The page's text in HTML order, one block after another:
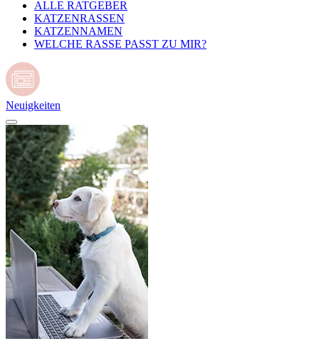
ALLE RATGEBER
KATZENRASSEN
KATZENNAMEN
WELCHE RASSE PASST ZU MIR?
Neuigkeiten